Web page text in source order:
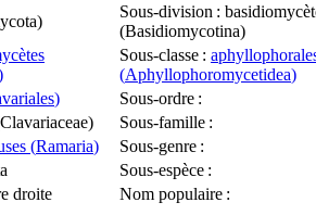
)
Sous-division :
(Basidiomycotina)
Sous-classe :
(Aphyllophoromycetidea)
) Sous-ordre :
Clavariaceae) Sous-famille :
(Ramaria) Sous-genre :
Sous-espèce :
droite Nom populaire :